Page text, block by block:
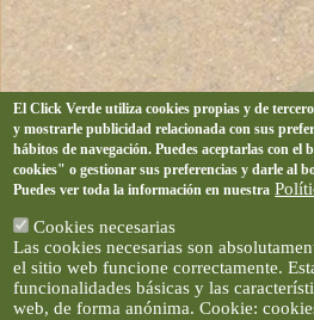
El Click Verde utiliza cookies propias y de
y mostrarle publicidad relacionada con sus
hábitos de navegación. Puedes aceptarlas con
cookies" o gestionar sus preferencias y darle al
Puedes ver toda la información en nuestra
Cookies necesarias
Las cookies necesarias son
el sitio web funcione correctamente.
funcionalidades básicas y las
web, de forma anónima. Cookie: